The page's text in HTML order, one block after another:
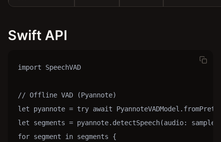
Swift API
import SpeechVAD
// Offline VAD (Pyannote)
let pyannote = try await
let segments = pyannote.detectSpeech(audio:
for segment in segments {